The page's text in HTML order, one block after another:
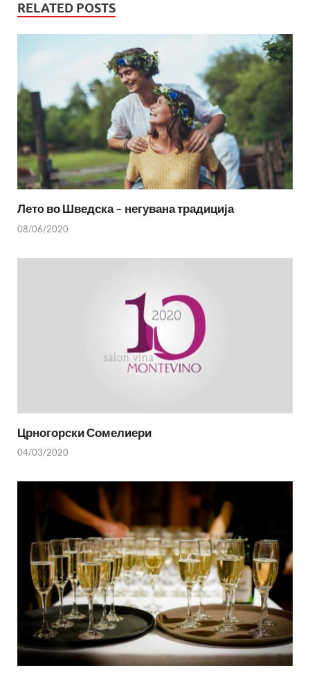
RELATED POSTS
Летo во Шведска – негувана традиција
08/06/2020
Црногорски Сомелиери
04/03/2020